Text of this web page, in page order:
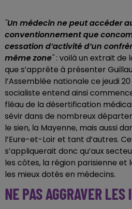
"Un médecin ne peut accéder
conventionnement que
cessation d’activité d’un
même zone": voilà un extrait de
que s’apprête à présenter
l’Assemblée nationale ce jeudi
socialiste entend ainsi
fléau de la désertification
sévir dans de nombreux
le sien, la Mayenne, mais aussi
l’Eure-et-Loir et tant d’autres.
s’appliquerait donc qu’aux
les côtes, la région parisienne et
les mieux dotés en médecins.
NE PAS AGGRAVER